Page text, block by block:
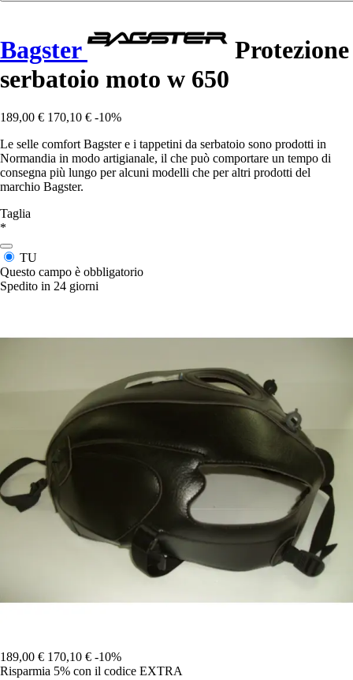
Bagster
Protezione
serbatoio moto w 650
189,00 € 170,10 € -10%
Le selle comfort Bagster e i tappetini da serbatoio sono prodotti in
Normandia in modo artigianale, il che può comportare un tempo di
consegna più lungo per alcuni modelli che per altri prodotti del
marchio Bagster.
Taglia
*
TU
Questo campo è obbligatorio
Spedito in 24 giorni
189,00 € 170,10 € -10%
Risparmia 5% con il codice EXTRA